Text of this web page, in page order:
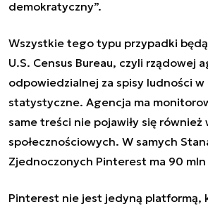
demokratyczny”.
Wszystkie tego typu przypadki będą
U.S. Census Bureau, czyli rządowej
odpowiedzialnej za spisy ludności w
statystyczne. Agencja ma
same treści nie pojawiły się
społecznościowych. W samych
Zjednoczonych Pinterest ma 90
Pinterest nie jest jedyną platformą,